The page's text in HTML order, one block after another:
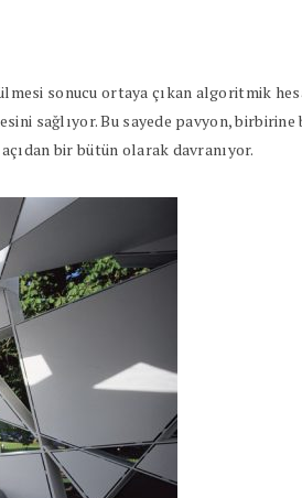
sonucu ortaya çıkan algoritmik
sağlıyor. Bu sayede pavyon, birbirine
bir bütün olarak davranıyor.